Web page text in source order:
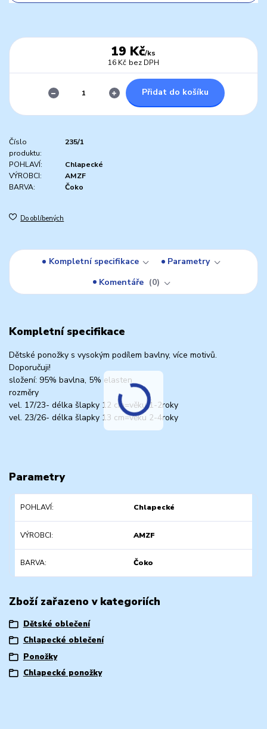
19 Kč/ks
16 Kč bez DPH
Přidat do košíku
Číslo
produktu:
235/1
POHLAVÍ:
Chlapecké
VÝROBCI:
AMZF
BARVA:
Čoko
Do oblíbených
Kompletní specifikace
Parametry
Komentáře
0
Kompletní specifikace
Dětské ponožky s vysokým podílem bavlny, více motivů.
Doporučuji!
složení: 95% bavlna, 5% elasten
rozměry
vel. 17/23- délka šlapky 12 cm=věku 1-2roky
vel. 23/26- délka šlapky 13 cm=věku 2-4roky
Parametry
POHLAVÍ Chlapecké
VÝROBCI AMZF
BARVA Čoko
Zboží zařazeno v kategoriích
Dětské oblečení
Chlapecké oblečení
Ponožky
Chlapecké ponožky